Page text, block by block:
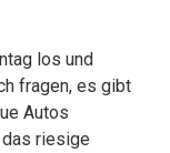
los und
fragen, es gibt
Autos
das riesige